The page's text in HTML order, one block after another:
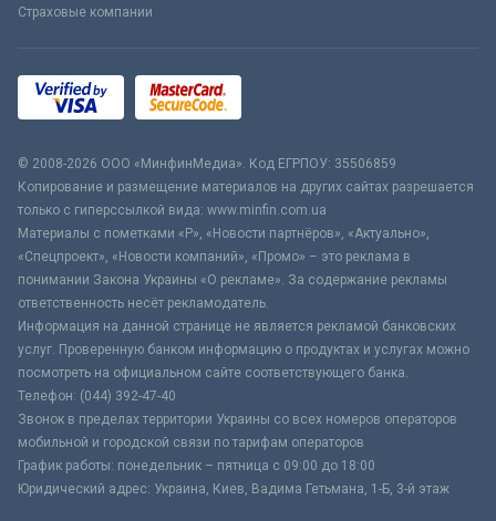
Страховые компании
© 2008-2026 ООО «МинфинМедиа». Код ЕГРПОУ: 35506859
Копирование и размещение материалов на других сайтах разрешается
только с гиперссылкой вида: www.minfin.com.ua
Материалы с пометками «Р», «Новости партнёров», «Актуально»,
«Спецпроект», «Новости компаний», «Промо» – это реклама в
понимании Закона Украины «О рекламе». За содержание рекламы
ответственность несёт рекламодатель.
Информация на данной странице не является рекламой банковских
услуг. Проверенную банком информацию о продуктах и услугах можно
посмотреть на официальном сайте соответствующего банка.
Телефон: (044) 392-47-40
Звонок в пределах территории Украины со всех номеров операторов
мобильной и городской связи по тарифам операторов
График работы: понедельник – пятница с 09:00 до 18:00
Юридический адрес: Украина, Киев, Вадима Гетьмана, 1-Б, 3-й этаж